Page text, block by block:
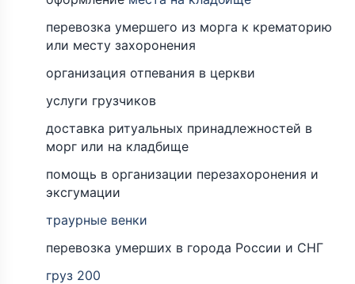
перевозка умершего из морга к крематорию
или месту захоронения
организация отпевания в церкви
услуги грузчиков
доставка ритуальных принадлежностей в
морг или на кладбище
помощь в организации перезахоронения и
эксгумации
траурные венки
перевозка умерших в города России и СНГ
груз 200